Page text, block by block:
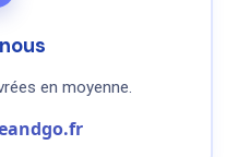
en moyenne.